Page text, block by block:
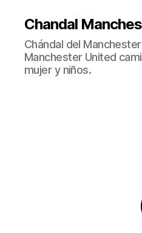
Chandal
Chándal del
Manchester United
mujer y niños.